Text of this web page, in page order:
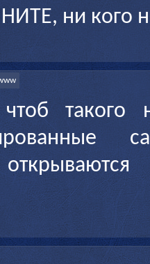
ни кого
такого